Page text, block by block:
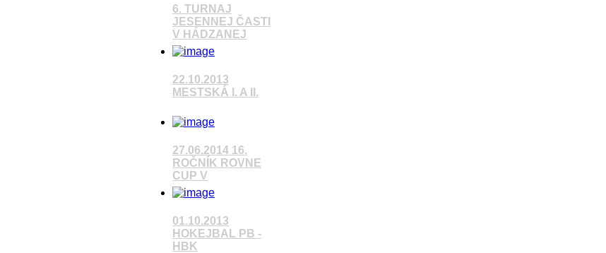
6. TURNAJ
JESENNEJ ČASTI
V HÁDZANEJ
22.10.2013
MESTSKÁ I. A II.
Pozrieť video
27.06.2014 16.
ROČNÍK ROVNE
CUP V
01.10.2013
HOKEJBAL PB -
HBK